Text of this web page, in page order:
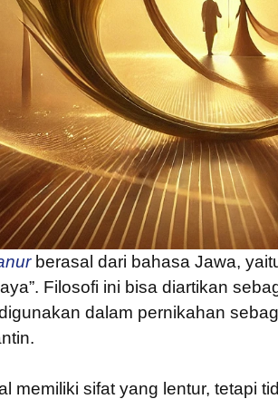
berasal dari bahasa Jawa, yaitu
Filosofi ini bisa diartikan
dalam pernikahan
memiliki sifat yang lentur, tetapi